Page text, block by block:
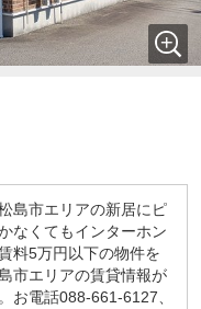
島市エリアの新居にピ
なくてもインターホン
料5万円以下の物件を
市エリアの賃貸情報が
お電話088-661-6127、